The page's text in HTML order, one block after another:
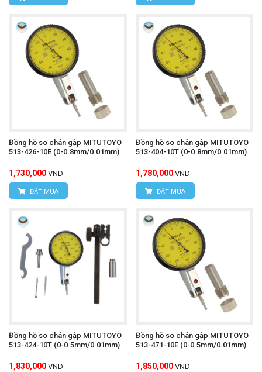
Đồng hồ so chân gập MITUTOYO
513-426-10E (0-0.8mm/0.01mm)
1,730,000 VND
ĐẶT MUA
Đồng hồ so chân gập MITUTOYO
513-404-10T (0-0.8mm/0.01mm)
1,780,000 VND
ĐẶT MUA
Đồng hồ so chân gập MITUTOYO
513-424-10T (0-0.5mm/0.01mm)
1,830,000 VND
Đồng hồ so chân gập MITUTOYO
513-471-10E (0-0.5mm/0.01mm)
1,850,000 VND